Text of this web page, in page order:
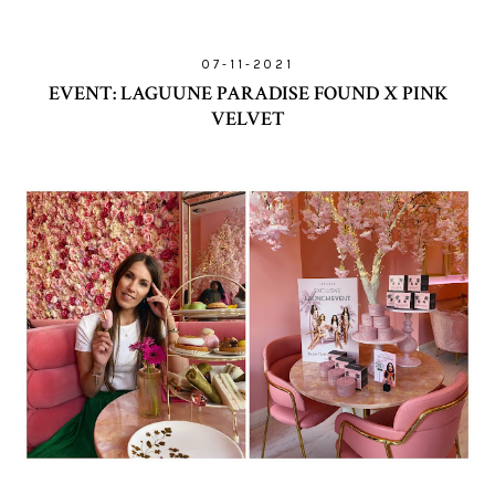
07-11-2021
EVENT: LAGUUNE PARADISE FOUND X PINK
VELVET